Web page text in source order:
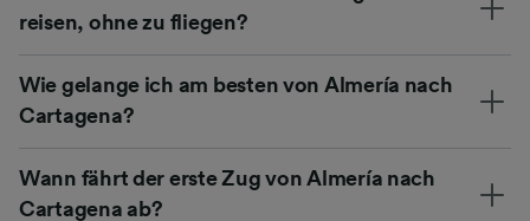
reisen, ohne zu fliegen?
Wie gelange ich am besten von Almería nach
Cartagena?
Wann fährt der erste Zug von Almería nach
Cartagena ab?